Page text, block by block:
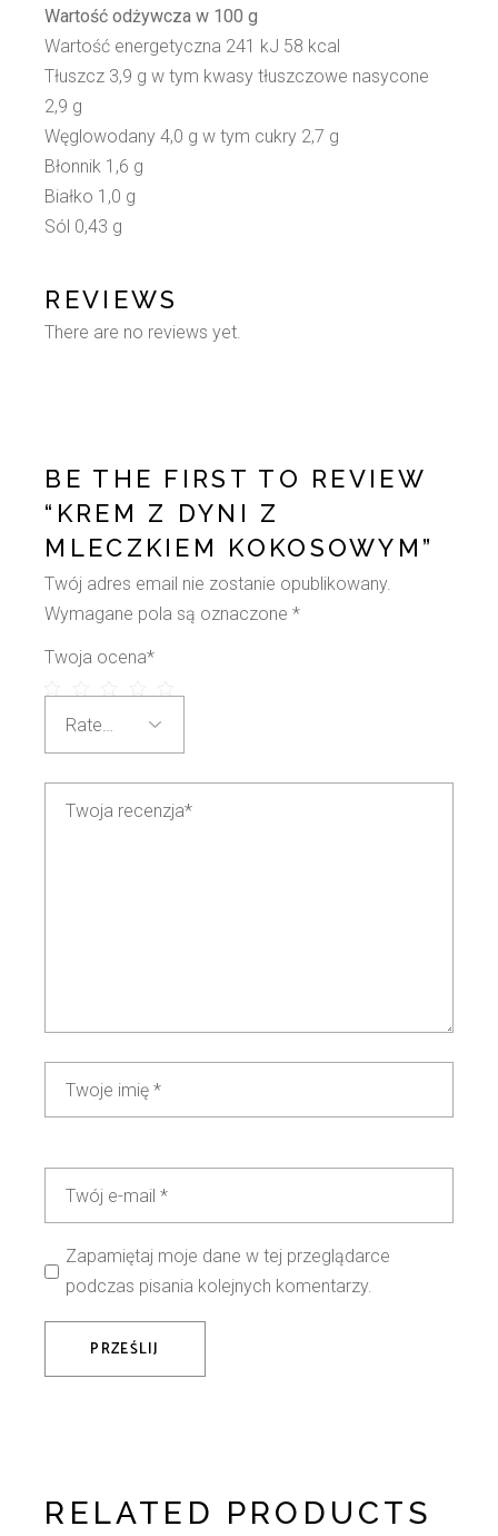
Wartość odżywcza w 100 g
Wartość energetyczna 241 kJ 58 kcal
Tłuszcz 3,9 g w tym kwasy tłuszczowe nasycone
2,9 g
Węglowodany 4,0 g w tym cukry 2,7 g
Błonnik 1,6 g
Białko 1,0 g
Sól 0,43 g
REVIEWS
There are no reviews yet.
BE THE FIRST TO REVIEW
“KREM Z DYNI Z
MLECZKIEM KOKOSOWYM”
Twój adres email nie zostanie opublikowany.
Wymagane pola są oznaczone*
Twoja ocena*
Zapamiętaj moje dane w tej przeglądarce
podczas pisania kolejnych komentarzy.
PRZEŚLIJ
RELATED PRODUCTS